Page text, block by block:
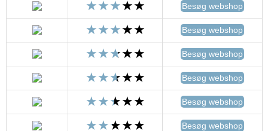
Besøg webshop
Besøg webshop
Besøg webshop
Besøg webshop
Besøg webshop
Besøg webshop